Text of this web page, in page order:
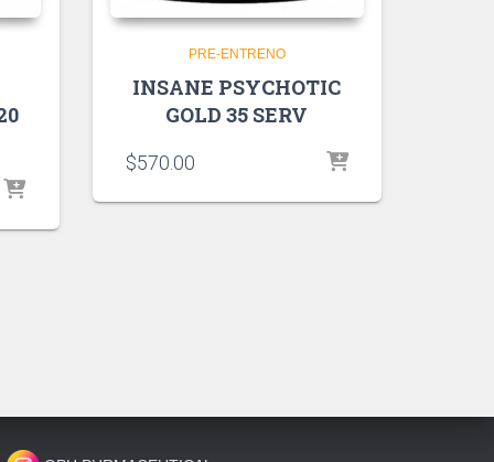
PRE-ENTRENO
INSANE PSYCHOTIC
GOLD 35 SERV
$570.00